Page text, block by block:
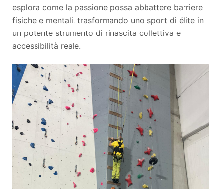
esplora come la passione possa abbattere barriere
fisiche e mentali, trasformando uno sport di élite in
un potente strumento di rinascita collettiva e
accessibilità reale.